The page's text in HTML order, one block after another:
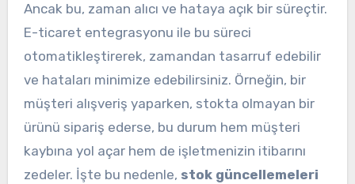
Ancak bu, zaman alıcı ve hataya açık bir süreçtir.
E-ticaret entegrasyonu ile bu süreci
otomatikleştirerek, zamandan tasarruf edebilir
ve hataları minimize edebilirsiniz. Örneğin, bir
müşteri alışveriş yaparken, stokta olmayan bir
ürünü sipariş ederse, bu durum hem müşteri
kaybına yol açar hem de işletmenizin itibarını
zedeler. İşte bu nedenle, stok güncellemeleri